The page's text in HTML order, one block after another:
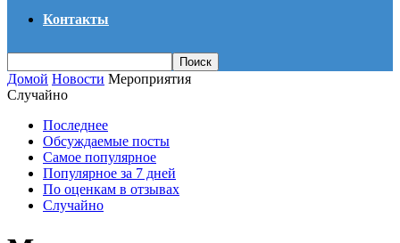
Контакты
Домой Новости Мероприятия
Случайно
Последнее
Обсуждаемые посты
Самое популярное
Популярное за 7 дней
По оценкам в отзывах
Случайно